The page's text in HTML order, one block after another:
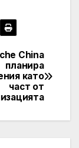
China
планира
като
част от